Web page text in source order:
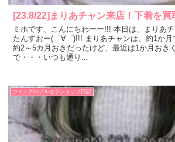
[23.8/22]まりあチャン来店！下着を買
ミホです、こんにちわーー!!! 本日は、まりあ
たんすおー(゜∀゜)!!! まりあチャンは、約1か
約2～5カ月おきだったけど、最近は1か月おき
で・・・いつも通り...
ウイングのブルセラショップ日記